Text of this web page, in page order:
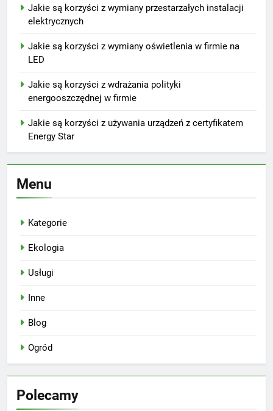
Jakie są korzyści z wymiany przestarzałych instalacji
elektrycznych
Jakie są korzyści z wymiany oświetlenia w firmie na
LED
Jakie są korzyści z wdrażania polityki
energooszczędnej w firmie
Jakie są korzyści z używania urządzeń z certyfikatem
Energy Star
Menu
Kategorie
Ekologia
Usługi
Inne
Blog
Ogród
Polecamy